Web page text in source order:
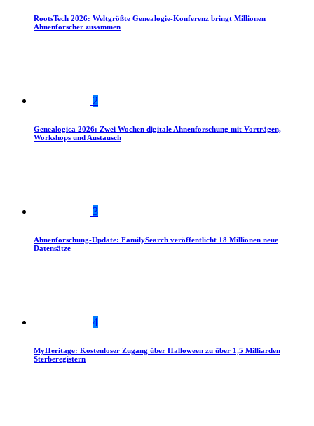
RootsTech 2026: Weltgrößte Genealogie-Konferenz bringt Millionen
Ahnenforscher zusammen
2
Genealogica 2026: Zwei Wochen digitale Ahnenforschung mit Vorträgen,
Workshops und Austausch
3
Ahnenforschung-Update: FamilySearch veröffentlicht 18 Millionen neue
Datensätze
4
MyHeritage: Kostenloser Zugang über Halloween zu über 1,5 Milliarden
Sterberegistern